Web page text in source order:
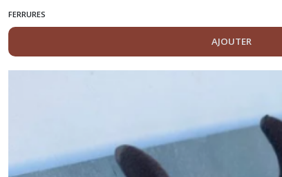
FERRURES
AJOUTER